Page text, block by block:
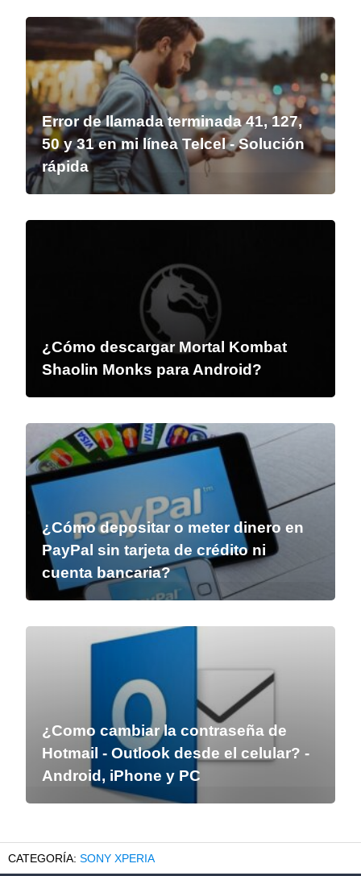
Error de llamada terminada 41, 127,
50 y 31 en mi línea Telcel - Solución
rápida
¿Cómo descargar Mortal Kombat
Shaolin Monks para Android?
¿Cómo depositar o meter dinero en
PayPal sin tarjeta de crédito ni
cuenta bancaria?
¿Como cambiar la contraseña de
Hotmail - Outlook desde el celular? -
Android, iPhone y PC
SONY XPERIA